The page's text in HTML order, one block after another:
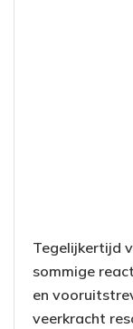
Tegelijkertijd
sommige
en
veerkracht